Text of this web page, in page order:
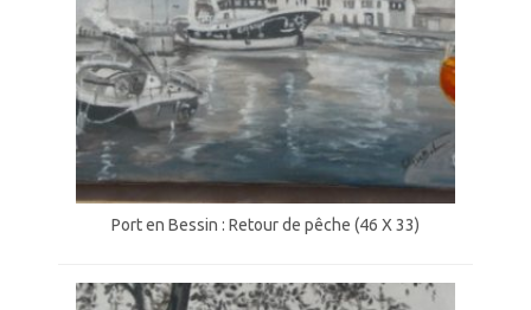
Port en Bessin : Retour de pêche (46 X 33)